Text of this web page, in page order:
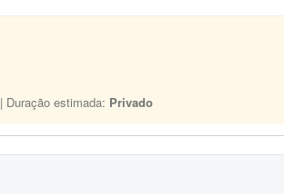
| Duração estimada: Privado